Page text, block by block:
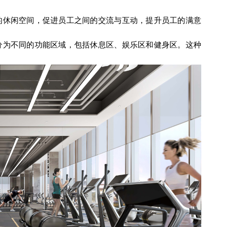
闲空间，促进员工之间的交流与互动，提升员工的满意
为不同的功能区域，包括休息区、娱乐区和健身区。这种